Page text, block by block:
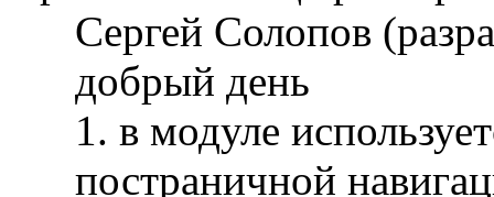
Сергей Солопов
добрый день
1. в модуле
постраничной